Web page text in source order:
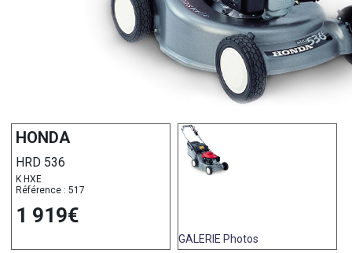
HONDA
HRD 536
K HXE
Référence : 517
1 919€
GALERIE Photos